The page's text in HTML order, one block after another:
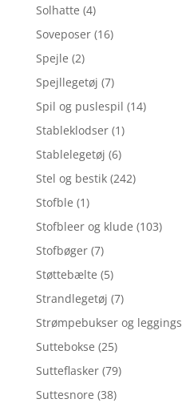
Solhatte (4)
Soveposer (16)
Spejle (2)
Spejllegetøj (7)
Spil og puslespil (14)
Stableklodser (1)
Stablelegetøj (6)
Stel og bestik (242)
Stofble (1)
Stofbleer og klude (103)
Stofbøger (7)
Støttebælte (5)
Strandlegetøj (7)
Strømpebukser og leggings
Suttebokse (25)
Sutteflasker (79)
Suttesnore (38)